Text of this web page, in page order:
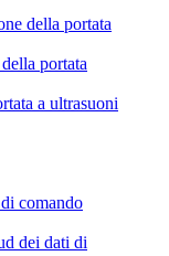
della portata
portata
a ultrasuoni
comando
dei dati di